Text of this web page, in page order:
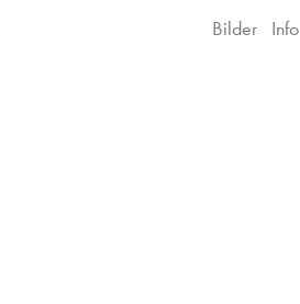
Bilder Info